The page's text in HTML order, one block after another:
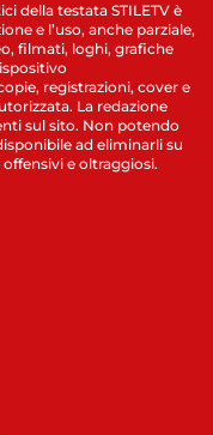
della testata STILETV è
e l’uso, anche parziale,
filmati, loghi, grafiche
registrazioni, cover e
La redazione
sul sito. Non potendo
ad eliminarli su
e oltraggiosi.